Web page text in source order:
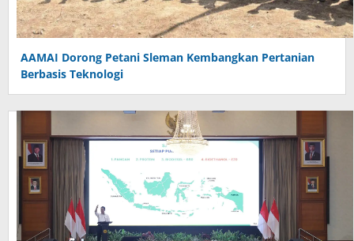
AAMAI Dorong Petani Sleman Kembangkan Pertanian
Berbasis Teknologi